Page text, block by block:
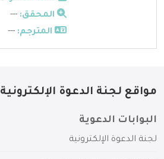
المحقق: ---
المترجم: ---
مواقع لجنة الدعوة الإلكترونية
البوابات الدعوية
لجنة الدعوة الإلكترونية